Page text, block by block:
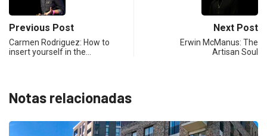
Previous Post
Carmen Rodriguez: How to
insert yourself in the…
Next Post
Erwin McManus: The
Artisan Soul
Notas relacionadas